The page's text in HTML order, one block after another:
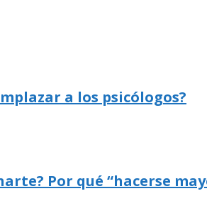
a los psicólogos?
Por qué “hacerse